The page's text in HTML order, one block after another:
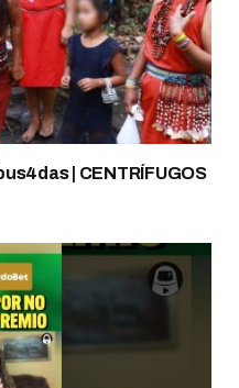
| CENTRÍFUGOS